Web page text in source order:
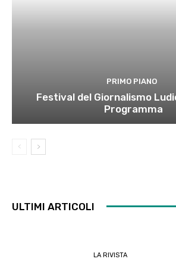
PRIMO PIANO
Festival del Giornalismo
Programma
ULTIMI ARTICOLI
LA RIVISTA